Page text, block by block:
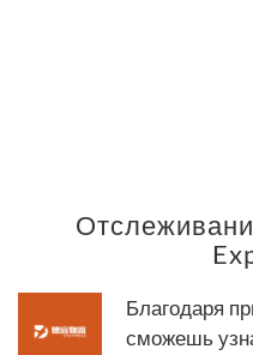
Благодаря
сможешь